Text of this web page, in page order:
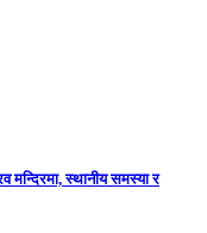
स्थानीय समस्या र